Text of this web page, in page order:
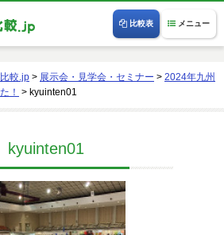
メニュー
比較表
較.jp > 展示会・見学会・セミナー > 2024年九州
！ > kyuinten01
kyuinten01